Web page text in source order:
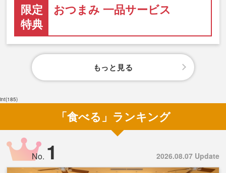
限定
特典
おつまみ 一品サービス
もっと見る
int(185)
「食べる」ランキング
2026.08.07 Update
No. 1